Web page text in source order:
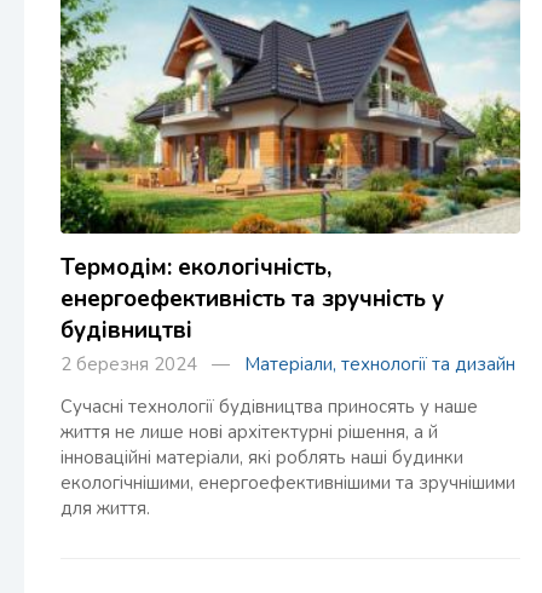
Термодім: екологічність,
енергоефективність та зручність у
будівництві
2 березня 2024 — Матеріали, технології та дизайн
Сучасні технології будівництва приносять у наше
життя не лише нові архітектурні рішення, а й
інноваційні матеріали, які роблять наші будинки
екологічнішими, енергоефективнішими та зручнішими
для життя.